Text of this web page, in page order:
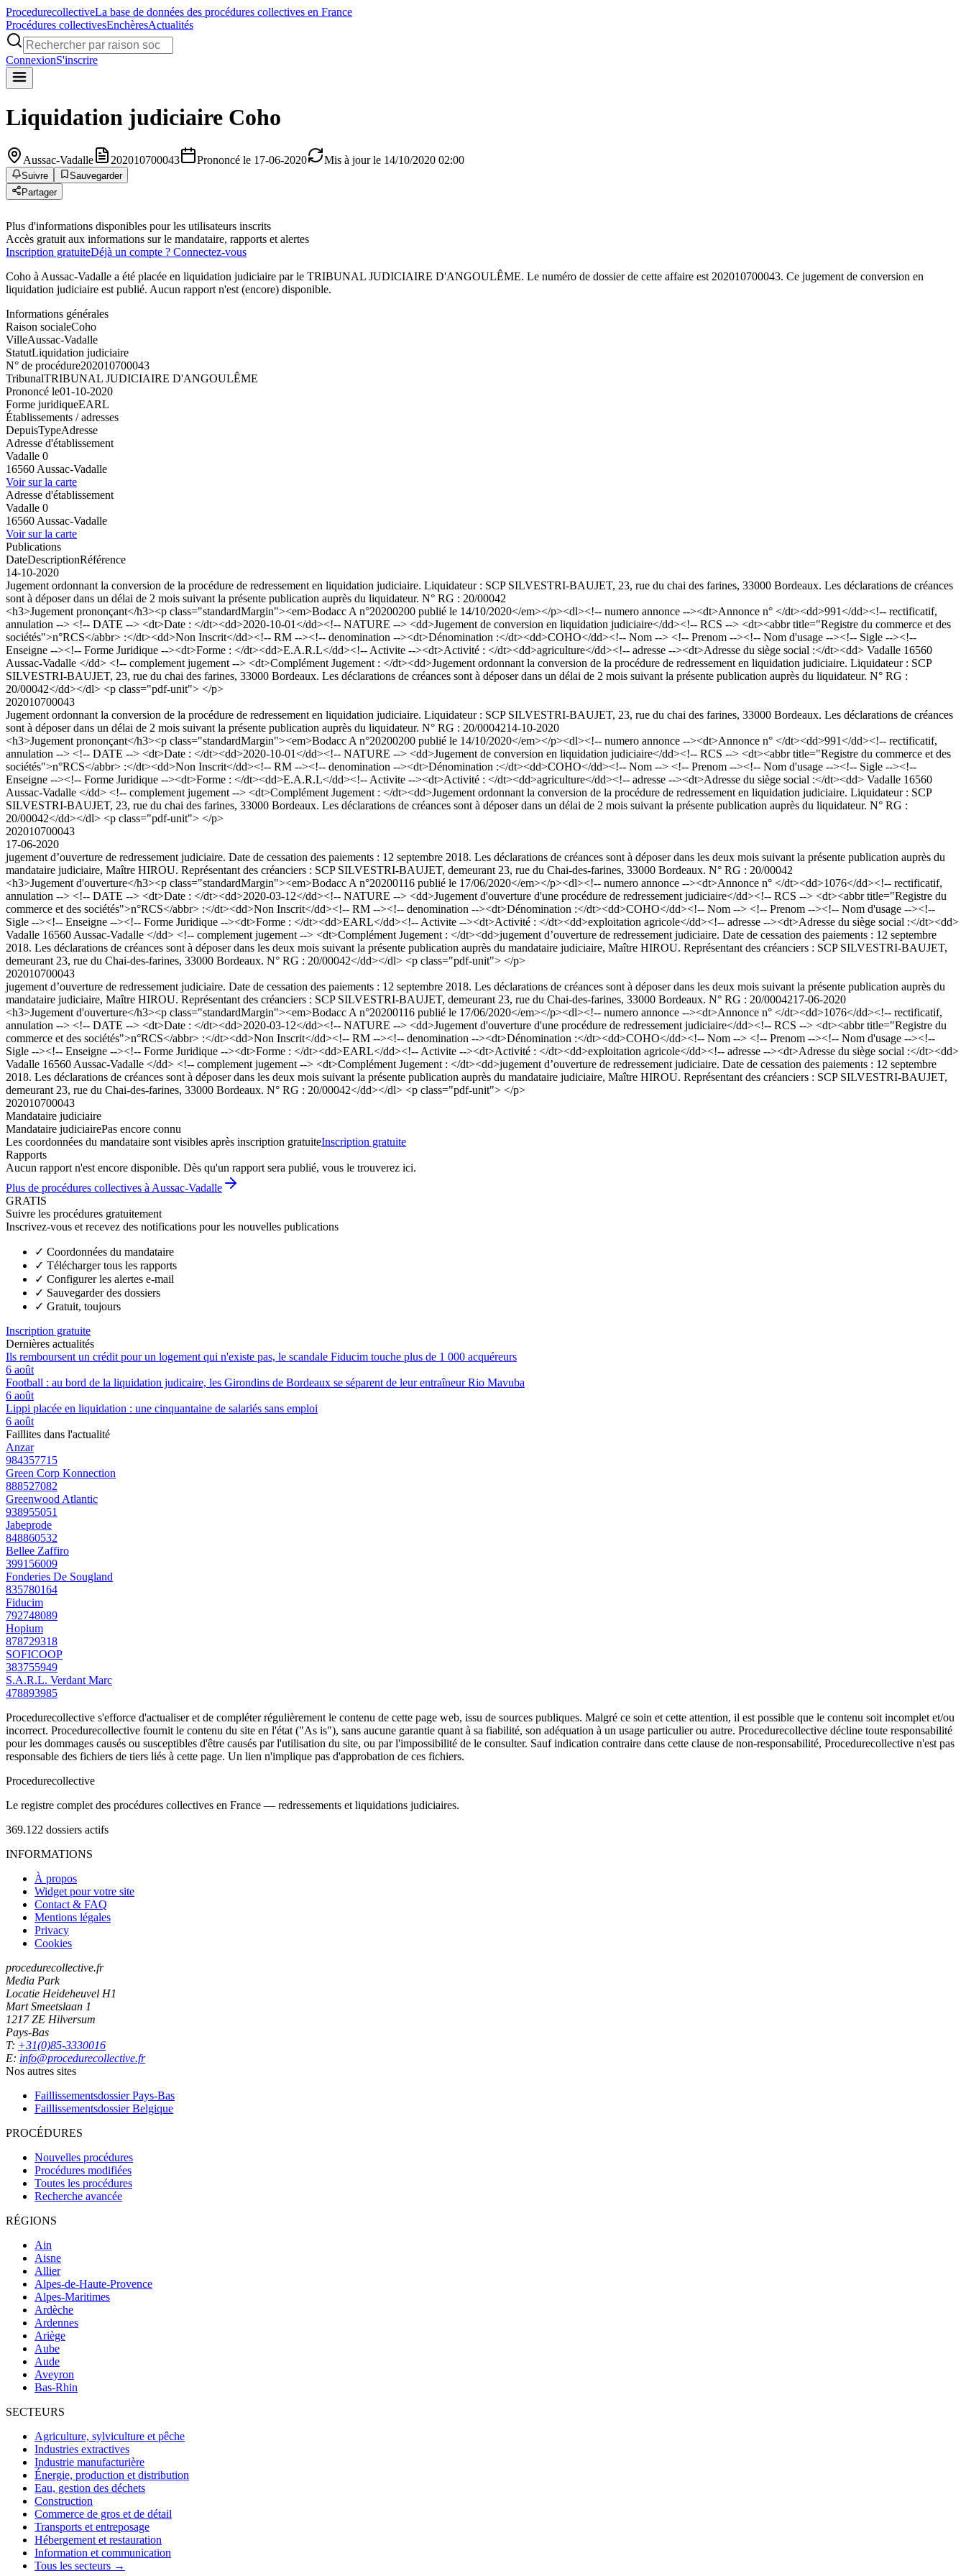
ProcedurecollectiveLa base de données des procédures collectives en France
Procédures collectivesEnchèresActualités
ConnexionS'inscrire
Liquidation judiciaire Coho
Aussac-Vadalle 202010700043 Prononcé le 17-06-2020 Mis à jour le 14/10/2020 02:00
Suivre
Sauvegarder
Partager
Plus d'informations disponibles pour les utilisateurs inscrits
Accès gratuit aux informations sur le mandataire, rapports et alertes
Inscription gratuiteDéjà un compte ? Connectez-vous
Coho à Aussac-Vadalle a été placée en liquidation judiciaire par le TRIBUNAL JUDICIAIRE D'ANGOULÊME. Le numéro de dossier de cette affaire est 202010700043. Ce jugement de conversion en
liquidation judiciaire est publié. Aucun rapport n'est (encore) disponible.
Informations générales
Raison socialeCoho
VilleAussac-Vadalle
StatutLiquidation judiciaire
N° de procédure202010700043
TribunalTRIBUNAL JUDICIAIRE D'ANGOULÊME
Prononcé le01-10-2020
Forme juridiqueEARL
Établissements / adresses
DepuisTypeAdresse
Adresse d'établissement
Vadalle 0
16560 Aussac-Vadalle
Voir sur la carte
Adresse d'établissement
Vadalle 0
16560 Aussac-Vadalle
Voir sur la carte
Publications
DateDescriptionRéférence
14-10-2020
Jugement ordonnant la conversion de la procédure de redressement en liquidation judiciaire. Liquidateur : SCP SILVESTRI-BAUJET, 23, rue du chai des farines, 33000 Bordeaux. Les déclarations de créances
sont à déposer dans un délai de 2 mois suivant la présente publication auprès du liquidateur. N° RG : 20/00042
<h3>Jugement prononçant</h3><p class="standardMargin"><em>Bodacc A n°20200200 publié le 14/10/2020</em></p><dl><!-- numero annonce --><dt>Annonce n° </dt><dd>991</dd><!-- rectificatif,
annulation --> <!-- DATE --> <dt>Date : </dt><dd>2020-10-01</dd><!-- NATURE --> <dd>Jugement de conversion en liquidation judiciaire</dd><!-- RCS --> <dt><abbr title="Registre du commerce et des
sociétés">n°RCS</abbr> :</dt><dd>Non Inscrit</dd><!-- RM --><!-- denomination --><dt>Dénomination :</dt><dd>COHO</dd><!-- Nom --> <!-- Prenom --><!-- Nom d'usage --><!-- Sigle --><!--
Enseigne --><!-- Forme Juridique --><dt>Forme : </dt><dd>E.A.R.L</dd><!-- Activite --><dt>Activité : </dt><dd>agriculture</dd><!-- adresse --><dt>Adresse du siège social :</dt><dd> Vadalle 16560
Aussac-Vadalle </dd> <!-- complement jugement --> <dt>Complément Jugement : </dt><dd>Jugement ordonnant la conversion de la procédure de redressement en liquidation judiciaire. Liquidateur : SCP
SILVESTRI-BAUJET, 23, rue du chai des farines, 33000 Bordeaux. Les déclarations de créances sont à déposer dans un délai de 2 mois suivant la présente publication auprès du liquidateur. N° RG :
20/00042</dd></dl> <p class="pdf-unit"> </p>
202010700043
Jugement ordonnant la conversion de la procédure de redressement en liquidation judiciaire. Liquidateur : SCP SILVESTRI-BAUJET, 23, rue du chai des farines, 33000 Bordeaux. Les déclarations de créances
sont à déposer dans un délai de 2 mois suivant la présente publication auprès du liquidateur. N° RG : 20/0004214-10-2020
<h3>Jugement prononçant</h3><p class="standardMargin"><em>Bodacc A n°20200200 publié le 14/10/2020</em></p><dl><!-- numero annonce --><dt>Annonce n° </dt><dd>991</dd><!-- rectificatif,
annulation --> <!-- DATE --> <dt>Date : </dt><dd>2020-10-01</dd><!-- NATURE --> <dd>Jugement de conversion en liquidation judiciaire</dd><!-- RCS --> <dt><abbr title="Registre du commerce et des
sociétés">n°RCS</abbr> :</dt><dd>Non Inscrit</dd><!-- RM --><!-- denomination --><dt>Dénomination :</dt><dd>COHO</dd><!-- Nom --> <!-- Prenom --><!-- Nom d'usage --><!-- Sigle --><!--
Enseigne --><!-- Forme Juridique --><dt>Forme : </dt><dd>E.A.R.L</dd><!-- Activite --><dt>Activité : </dt><dd>agriculture</dd><!-- adresse --><dt>Adresse du siège social :</dt><dd> Vadalle 16560
Aussac-Vadalle </dd> <!-- complement jugement --> <dt>Complément Jugement : </dt><dd>Jugement ordonnant la conversion de la procédure de redressement en liquidation judiciaire. Liquidateur : SCP
SILVESTRI-BAUJET, 23, rue du chai des farines, 33000 Bordeaux. Les déclarations de créances sont à déposer dans un délai de 2 mois suivant la présente publication auprès du liquidateur. N° RG :
20/00042</dd></dl> <p class="pdf-unit"> </p>
202010700043
17-06-2020
jugement d’ouverture de redressement judiciaire. Date de cessation des paiements : 12 septembre 2018. Les déclarations de créances sont à déposer dans les deux mois suivant la présente publication auprès du
mandataire judiciaire, Maître HIROU. Représentant des créanciers : SCP SILVESTRI-BAUJET, demeurant 23, rue du Chai-des-farines, 33000 Bordeaux. N° RG : 20/00042
<h3>Jugement d'ouverture</h3><p class="standardMargin"><em>Bodacc A n°20200116 publié le 17/06/2020</em></p><dl><!-- numero annonce --><dt>Annonce n° </dt><dd>1076</dd><!-- rectificatif,
annulation --> <!-- DATE --> <dt>Date : </dt><dd>2020-03-12</dd><!-- NATURE --> <dd>Jugement d'ouverture d'une procédure de redressement judiciaire</dd><!-- RCS --> <dt><abbr title="Registre du
commerce et des sociétés">n°RCS</abbr> :</dt><dd>Non Inscrit</dd><!-- RM --><!-- denomination --><dt>Dénomination :</dt><dd>COHO</dd><!-- Nom --> <!-- Prenom --><!-- Nom d'usage --><!--
Sigle --><!-- Enseigne --><!-- Forme Juridique --><dt>Forme : </dt><dd>EARL</dd><!-- Activite --><dt>Activité : </dt><dd>exploitation agricole</dd><!-- adresse --><dt>Adresse du siège social :</dt><dd>
Vadalle 16560 Aussac-Vadalle </dd> <!-- complement jugement --> <dt>Complément Jugement : </dt><dd>jugement d’ouverture de redressement judiciaire. Date de cessation des paiements : 12 septembre
2018. Les déclarations de créances sont à déposer dans les deux mois suivant la présente publication auprès du mandataire judiciaire, Maître HIROU. Représentant des créanciers : SCP SILVESTRI-BAUJET,
demeurant 23, rue du Chai-des-farines, 33000 Bordeaux. N° RG : 20/00042</dd></dl> <p class="pdf-unit"> </p>
202010700043
jugement d’ouverture de redressement judiciaire. Date de cessation des paiements : 12 septembre 2018. Les déclarations de créances sont à déposer dans les deux mois suivant la présente publication auprès du
mandataire judiciaire, Maître HIROU. Représentant des créanciers : SCP SILVESTRI-BAUJET, demeurant 23, rue du Chai-des-farines, 33000 Bordeaux. N° RG : 20/0004217-06-2020
<h3>Jugement d'ouverture</h3><p class="standardMargin"><em>Bodacc A n°20200116 publié le 17/06/2020</em></p><dl><!-- numero annonce --><dt>Annonce n° </dt><dd>1076</dd><!-- rectificatif,
annulation --> <!-- DATE --> <dt>Date : </dt><dd>2020-03-12</dd><!-- NATURE --> <dd>Jugement d'ouverture d'une procédure de redressement judiciaire</dd><!-- RCS --> <dt><abbr title="Registre du
commerce et des sociétés">n°RCS</abbr> :</dt><dd>Non Inscrit</dd><!-- RM --><!-- denomination --><dt>Dénomination :</dt><dd>COHO</dd><!-- Nom --> <!-- Prenom --><!-- Nom d'usage --><!--
Sigle --><!-- Enseigne --><!-- Forme Juridique --><dt>Forme : </dt><dd>EARL</dd><!-- Activite --><dt>Activité : </dt><dd>exploitation agricole</dd><!-- adresse --><dt>Adresse du siège social :</dt><dd>
Vadalle 16560 Aussac-Vadalle </dd> <!-- complement jugement --> <dt>Complément Jugement : </dt><dd>jugement d’ouverture de redressement judiciaire. Date de cessation des paiements : 12 septembre
2018. Les déclarations de créances sont à déposer dans les deux mois suivant la présente publication auprès du mandataire judiciaire, Maître HIROU. Représentant des créanciers : SCP SILVESTRI-BAUJET,
demeurant 23, rue du Chai-des-farines, 33000 Bordeaux. N° RG : 20/00042</dd></dl> <p class="pdf-unit"> </p>
202010700043
Mandataire judiciaire
Mandataire judiciairePas encore connu
Les coordonnées du mandataire sont visibles après inscription gratuiteInscription gratuite
Rapports
Aucun rapport n'est encore disponible. Dès qu'un rapport sera publié, vous le trouverez ici.
Plus de procédures collectives à Aussac-Vadalle
GRATIS
Suivre les procédures gratuitement
Inscrivez-vous et recevez des notifications pour les nouvelles publications
✓ Coordonnées du mandataire
✓ Télécharger tous les rapports
✓ Configurer les alertes e-mail
✓ Sauvegarder des dossiers
✓ Gratuit, toujours
Inscription gratuite
Dernières actualités
Ils remboursent un crédit pour un logement qui n'existe pas, le scandale Fiducim touche plus de 1 000 acquéreurs
6 août
Football : au bord de la liquidation judicaire, les Girondins de Bordeaux se séparent de leur entraîneur Rio Mavuba
6 août
Lippi placée en liquidation : une cinquantaine de salariés sans emploi
6 août
Faillites dans l'actualité
Anzar
984357715
Green Corp Konnection
888527082
Greenwood Atlantic
938955051
Jabeprode
848860532
Bellee Zaffiro
399156009
Fonderies De Sougland
835780164
Fiducim
792748089
Hopium
878729318
SOFICOOP
383755949
S.A.R.L. Verdant Marc
478893985
Procedurecollective s'efforce d'actualiser et de compléter régulièrement le contenu de cette page web, issu de sources publiques. Malgré ce soin et cette attention, il est possible que le contenu soit incomplet et/ou
incorrect. Procedurecollective fournit le contenu du site en l'état ("As is"), sans aucune garantie quant à sa fiabilité, son adéquation à un usage particulier ou autre. Procedurecollective décline toute responsabilité
pour les dommages causés ou susceptibles d'être causés par l'utilisation du site, ou par l'impossibilité de le consulter. Sauf indication contraire dans cette clause de non-responsabilité, Procedurecollective n'est pas
responsable des fichiers de tiers liés à cette page. Un lien n'implique pas d'approbation de ces fichiers.
Procedurecollective
Le registre complet des procédures collectives en France — redressements et liquidations judiciaires.
369.122 dossiers actifs
INFORMATIONS
À propos
Widget pour votre site
Contact & FAQ
Mentions légales
Privacy
Cookies
procedurecollective.fr
Media Park
Locatie Heideheuvel H1
Mart Smeetslaan 1
1217 ZE Hilversum
Pays-Bas
T: +31(0)85-3330016
E: info@procedurecollective.fr
Nos autres sites
Faillissementsdossier Pays-Bas
Faillissementsdossier Belgique
PROCÉDURES
Nouvelles procédures
Procédures modifiées
Toutes les procédures
Recherche avancée
RÉGIONS
Ain
Aisne
Allier
Alpes-de-Haute-Provence
Alpes-Maritimes
Ardèche
Ardennes
Ariège
Aube
Aude
Aveyron
Bas-Rhin
SECTEURS
Agriculture, sylviculture et pêche
Industries extractives
Industrie manufacturière
Énergie, production et distribution
Eau, gestion des déchets
Construction
Commerce de gros et de détail
Transports et entreposage
Hébergement et restauration
Information et communication
Tous les secteurs →